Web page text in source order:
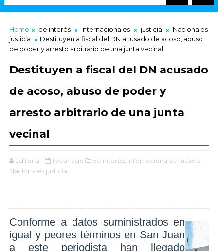
Home de interés internacionales justicia
Nacionales
justicia
Destituyen a fiscal del DN acusado de acoso, abuso
de poder y arresto arbitrario de una junta vecinal
Destituyen a fiscal del DN acusado
de acoso, abuso de poder y
arresto arbitrario de una junta
vecinal
Editorial 1 year ago de interés, internacionales, justicia,
Nacionales justicia,
Conforme a datos suministrados en
igual y peores términos en San Juan
a este periodista han llegado